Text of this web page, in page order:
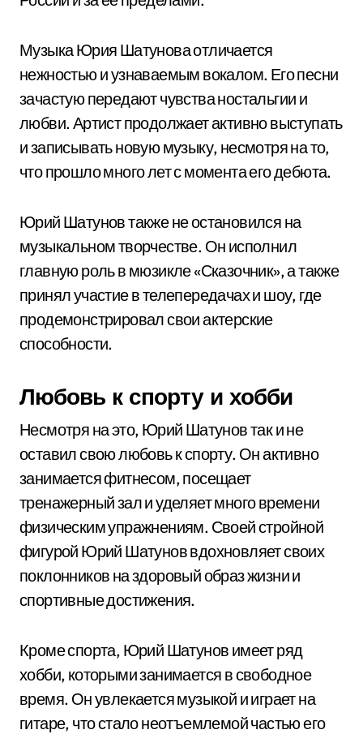
Музыка Юрия Шатунова отличается
нежностью и узнаваемым вокалом. Его песни
зачастую передают чувства ностальгии и
любви. Артист продолжает активно выступать
и записывать новую музыку, несмотря на то,
что прошло много лет с момента его дебюта.
Юрий Шатунов также не остановился на
музыкальном творчестве. Он исполнил
главную роль в мюзикле «Сказочник», а также
принял участие в телепередачах и шоу, где
продемонстрировал свои актерские
способности.
Любовь к спорту и хобби
Несмотря на это, Юрий Шатунов так и не
оставил свою любовь к спорту. Он активно
занимается фитнесом, посещает
тренажерный зал и уделяет много времени
физическим упражнениям. Своей стройной
фигурой Юрий Шатунов вдохновляет своих
поклонников на здоровый образ жизни и
спортивные достижения.
Кроме спорта, Юрий Шатунов имеет ряд
хобби, которыми занимается в свободное
время. Он увлекается музыкой и играет на
гитаре, что стало неотъемлемой частью его